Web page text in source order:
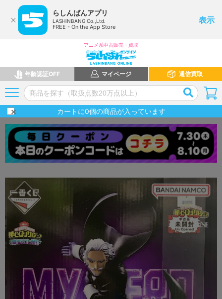
らしんばんアプリ
LASHINBANG Co.,Ltd.
FREE - On the App Store
表示
アニメ系中古販売・買取
年齢認証OFF マイページ 通信買取
カートに0個の商品が入っています